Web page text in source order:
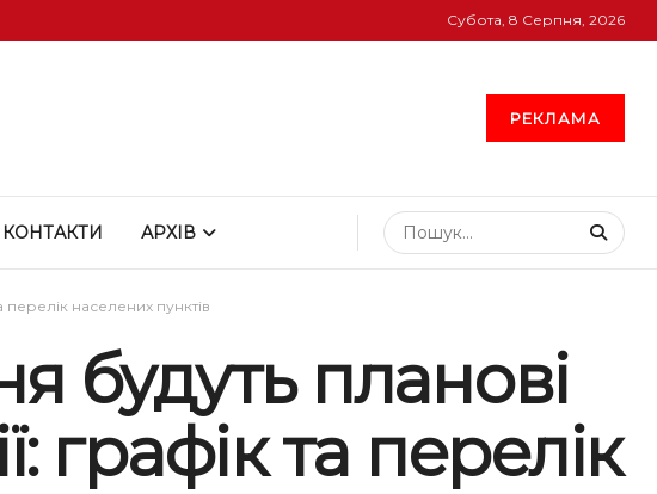
Субота, 8 Серпня, 2026
РЕКЛАМА
КОНТАКТИ АРХІВ
населених пунктів
будуть планові
графік та перелік